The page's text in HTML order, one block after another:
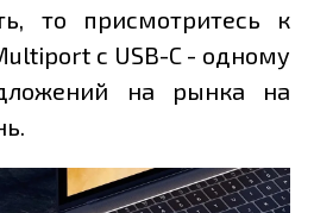
то присмотритесь к
с USB-C - одному
на рынка на